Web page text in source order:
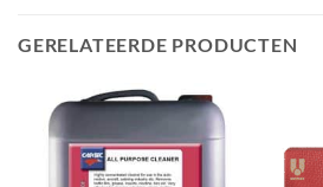
GERELATEERDE PRODUCTEN